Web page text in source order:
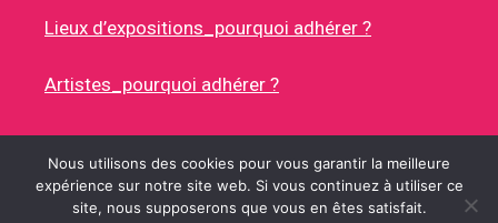
Lieux d’expositions_pourquoi adhérer ?
Artistes_pourquoi adhérer ?
© 2026 RUES DES ARTISTES• CONSTRUIT AVEC
Nous utilisons des cookies pour vous garantir la meilleure
expérience sur notre site web. Si vous continuez à utiliser ce
site, nous supposerons que vous en êtes satisfait.